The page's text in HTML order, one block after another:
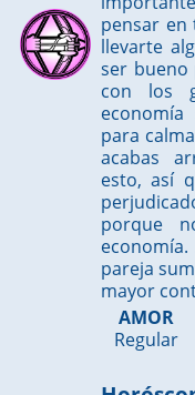
pensar en
llevarte
ser bueno
con los
para
acabas
esto, así
porque
pareja
mayor
AMOR
Regular